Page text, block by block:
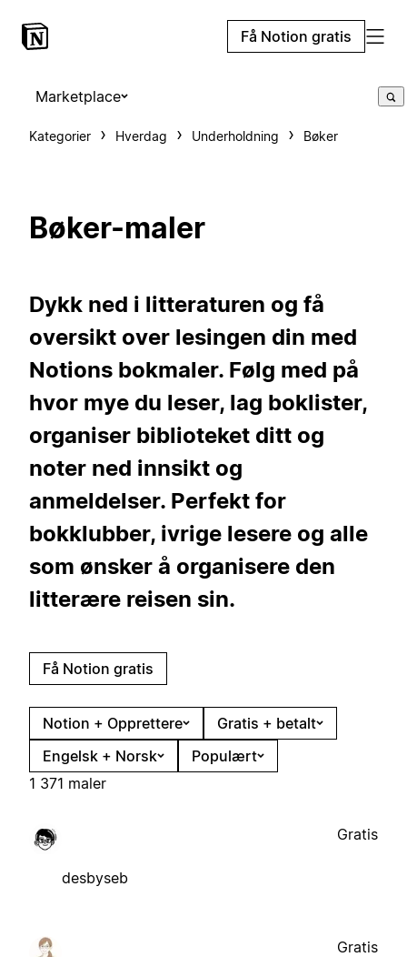
Få Notion gratis
Marketplace
Kategorier Hverdag Underholdning Bøker
Bøker-maler
Dykk ned i litteraturen og få
oversikt over lesingen din med
Notions bokmaler. Følg med på
hvor mye du leser, lag boklister,
organiser biblioteket ditt og
noter ned innsikt og
anmeldelser. Perfekt for
bokklubber, ivrige lesere og alle
som ønsker å organisere den
litterære reisen sin.
Få Notion gratis
Notion + Opprettere
Gratis + betalt
Engelsk + Norsk
Populært
1 371 maler
desbyseb
Gratis
Gratis